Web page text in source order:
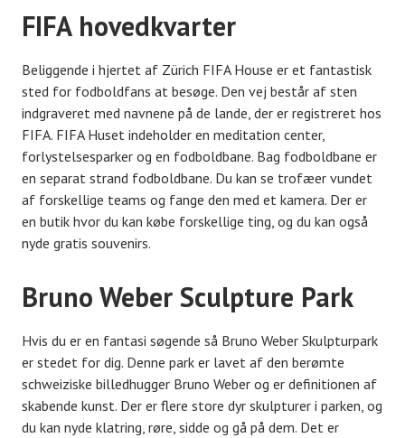
FIFA hovedkvarter
Beliggende i hjertet af Zürich FIFA House er et fantastisk
sted for fodboldfans at besøge. Den vej består af sten
indgraveret med navnene på de lande, der er registreret hos
FIFA. FIFA Huset indeholder en meditation center,
forlystelsesparker og en fodboldbane. Bag fodboldbane er
en separat strand fodboldbane. Du kan se trofæer vundet
af forskellige teams og fange den med et kamera. Der er
en butik hvor du kan købe forskellige ting, og du kan også
nyde gratis souvenirs.
Bruno Weber Sculpture Park
Hvis du er en fantasi søgende så Bruno Weber Skulpturpark
er stedet for dig. Denne park er lavet af den berømte
schweiziske billedhugger Bruno Weber og er definitionen af ​​
skabende kunst. Der er flere store dyr skulpturer i parken, og
du kan nyde klatring, røre, sidde og gå på dem. Det er